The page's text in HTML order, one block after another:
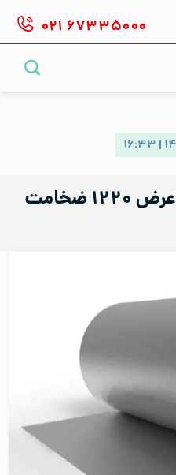
۰۲۱ ۶۷۳۳۵۰۰۰
ورق رول استیل ۴۳۰ عرض ۱۲۲۰ ضخامت